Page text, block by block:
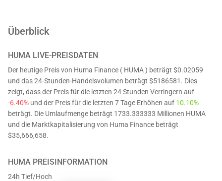
Überblick
HUMA LIVE-PREISDATEN
Der heutige Preis von Huma Finance ( HUMA ) beträgt $0.02059
und das 24-Stunden-Handelsvolumen beträgt $5186581. Dies
zeigt, dass der Preis für die letzten 24 Stunden Verringern auf
-6.40% und der Preis für die letzten 7 Tage Erhöhen auf 10.10%
beträgt. Die Umlaufmenge beträgt 1733.333333 Millionen HUMA
und die Marktkapitalisierung von Huma Finance beträgt
$35,666,658.
HUMA PREISINFORMATION
24h Tief/Hoch